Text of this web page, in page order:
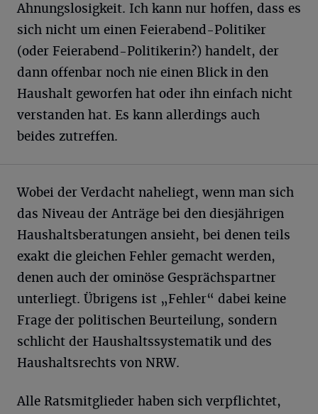
Ahnungslosigkeit. Ich kann nur hoffen, dass es
sich nicht um einen Feierabend-Politiker
(oder Feierabend-Politikerin?) handelt, der
dann offenbar noch nie einen Blick in den
Haushalt geworfen hat oder ihn einfach nicht
verstanden hat. Es kann allerdings auch
beides zutreffen.
Wobei der Verdacht naheliegt, wenn man sich
das Niveau der Anträge bei den diesjährigen
Haushaltsberatungen ansieht, bei denen teils
exakt die gleichen Fehler gemacht werden,
denen auch der ominöse Gesprächspartner
unterliegt. Übrigens ist „Fehler“ dabei keine
Frage der politischen Beurteilung, sondern
schlicht der Haushaltssystematik und des
Haushaltsrechts von NRW.
Alle Ratsmitglieder haben sich verpflichtet,